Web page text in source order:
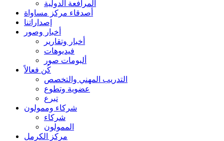
المرافعة الدولية
أصدقاء مركز مساواة
إصداراتنا
أخبار وصور
أخبار وتقارير
فيديوهات
ألبومات صور
كُن فعالاً
التدريب المهني والتخصص
عضوية وتطوع
تبرع
شركاء وممولون
شركاء
الممولون
مركز الكرمل